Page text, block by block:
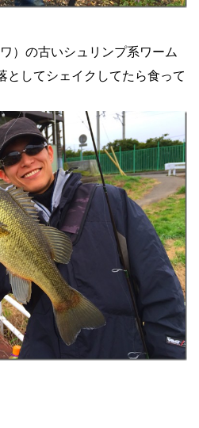
）の古いシュリンプ系ワーム
としてシェイクしてたら食って